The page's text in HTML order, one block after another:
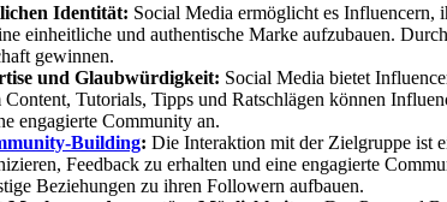
Identität: Social Media ermöglicht es Influencern,
einheitliche und authentische Marke aufzubauen.
gewinnen.
und Glaubwürdigkeit: Social Media bietet
Tutorials, Tipps und Ratschlägen können
engagierte Community an.
Building: Die Interaktion mit der Zielgruppe ist
Feedback zu erhalten und eine engagierte
Beziehungen zu ihren Followern aufbauen.